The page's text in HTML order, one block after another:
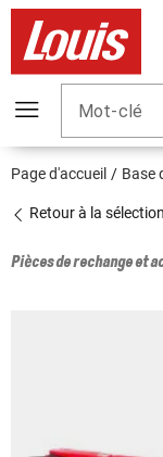
Mot-clé
Page d'accueil Base
Retour à la
Pièces de rechange et